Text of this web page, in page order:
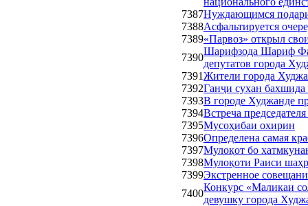
7387Нуждающимся
7388Асфальтируется
7389«Парвоз» открыл
7390
Шарифзода Шариф
депутатов города
7391Жители города
7392Ганҷи сухан бахшида
7393В городе Худжанде
7394Встреча
7395Мусоҳибаи охирин
7396Определена самая
7397Мулоқот бо
7398Мулоқоти Раиси
7399Экстренное
7400
Конкурс «Маликаи
девушку города